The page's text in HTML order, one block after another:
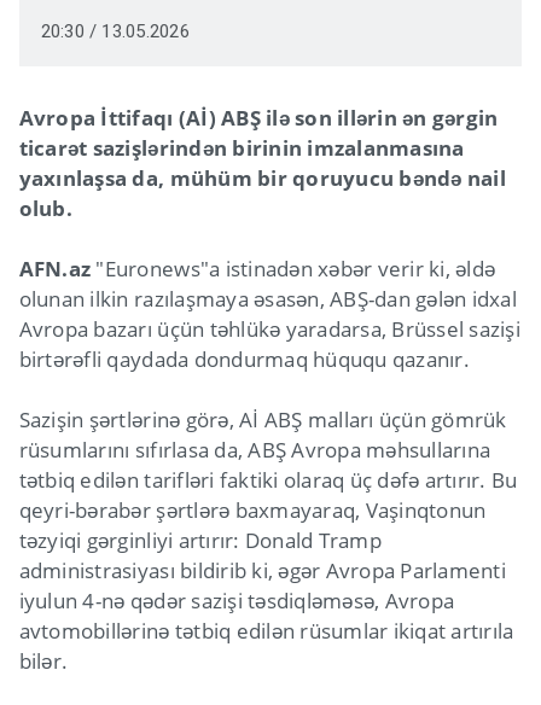
20:30 / 13.05.2026
Avropa İttifaqı (Aİ) ABŞ ilə son illərin ən gərgin
ticarət sazişlərindən birinin imzalanmasına
yaxınlaşsa da, mühüm bir qoruyucu bəndə nail
olub.
AFN.az "Euronews"a istinadən xəbər verir ki, əldə
olunan ilkin razılaşmaya əsasən, ABŞ-dan gələn idxal
Avropa bazarı üçün təhlükə yaradarsa, Brüssel sazişi
birtərəfli qaydada dondurmaq hüququ qazanır.
Sazişin şərtlərinə görə, Aİ ABŞ malları üçün gömrük
rüsumlarını sıfırlasa da, ABŞ Avropa məhsullarına
tətbiq edilən tarifləri faktiki olaraq üç dəfə artırır. Bu
qeyri-bərabər şərtlərə baxmayaraq, Vaşinqtonun
təzyiqi gərginliyi artırır: Donald Tramp
administrasiyası bildirib ki, əgər Avropa Parlamenti
iyulun 4-nə qədər sazişi təsdiqləməsə, Avropa
avtomobillərinə tətbiq edilən rüsumlar ikiqat artırıla
bilər.